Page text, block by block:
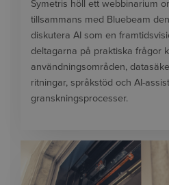
Symetris höll ett webbinarium
tillsammans med Bluebeam
diskutera AI som en
deltagarna på praktiska frågor
användningsområden,
ritningar, språkstöd och AI-
granskningsprocesser.